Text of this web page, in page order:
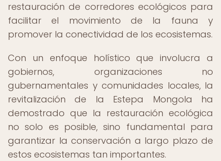
restauración de corredores ecológicos para
facilitar el movimiento de la fauna y
promover la conectividad de los ecosistemas.
Con un enfoque holístico que involucra a
gobiernos, organizaciones no
gubernamentales y comunidades locales, la
revitalización de la Estepa Mongola ha
demostrado que la restauración ecológica
no solo es posible, sino fundamental para
garantizar la conservación a largo plazo de
estos ecosistemas tan importantes.